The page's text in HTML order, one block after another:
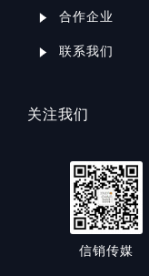
合作企业
联系我们
关注我们
信销传媒